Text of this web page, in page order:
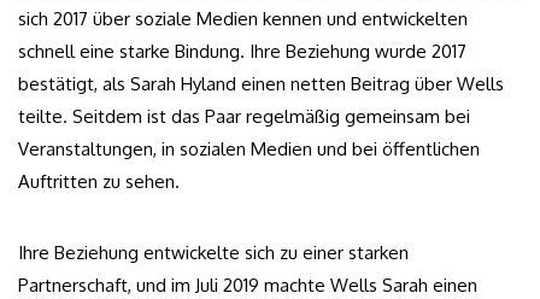
sich 2017 über soziale Medien kennen und entwickelten
schnell eine starke Bindung. Ihre Beziehung wurde 2017
bestätigt, als Sarah Hyland einen netten Beitrag über Wells
teilte. Seitdem ist das Paar regelmäßig gemeinsam bei
Veranstaltungen, in sozialen Medien und bei öffentlichen
Auftritten zu sehen.
Ihre Beziehung entwickelte sich zu einer starken
Partnerschaft, und im Juli 2019 machte Wells Sarah einen